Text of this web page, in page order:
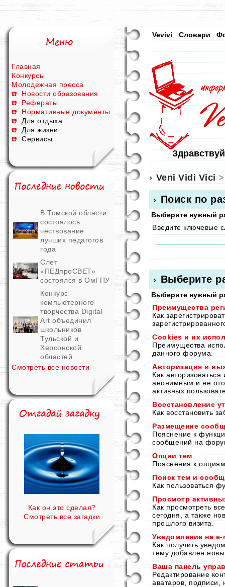
Главная
Конкурсы
Молодежная пресса
Новости образования
Рефераты
Нормативные документы
Для отдыха
Для жизни
Сервисы
В Томской области
состоялось
чествование
лучших педагогов
года
Слет
«ПЕДпроСВЕТ»
состоялся в ОмГПУ
Конкурс
компьютерного
творчества Digital
Art объединил
школьников
Тульской и
Херсонской
областей
Смотреть все новости
Как он это сделал?
Смотреть все загадки
Vevivi Словари
Veni Vidi Vici
Поиск по
Выберите нужный
Введите ключевые
Выберите
Выберите нужный
Преимущества
Как
Cookies и их
Преимущества
данного форума.
Авторизация и
Как
анонимным и не
активных
Восстановление
Как восстановить
Размещение
Пояснение к
сообщений на
Опции тем
Пояснения к
Поиск тем и
Как пользоваться
Просмотр
Как просмотреть
сегодня, а также
прошлого визита.
Уведомление на
Как получить
тему добавлен
Ваша панель
Редактирование
аватаров, подписи,